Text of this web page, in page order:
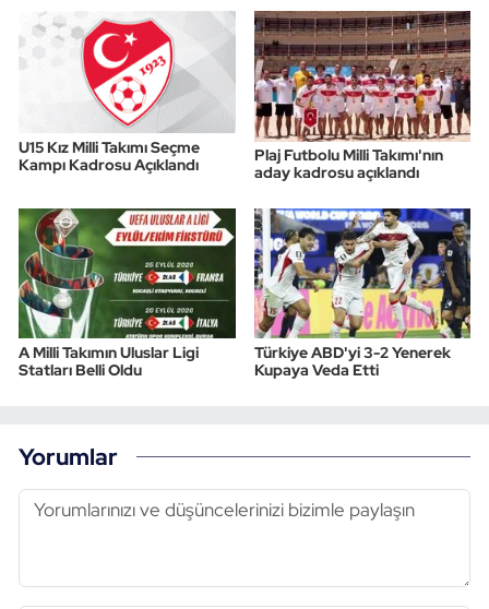
U15 Kız Milli Takımı Seçme
Kampı Kadrosu Açıklandı
Plaj Futbolu Milli Takımı'nın
aday kadrosu açıklandı
A Milli Takımın Uluslar Ligi
Statları Belli Oldu
Türkiye ABD'yi 3-2 Yenerek
Kupaya Veda Etti
Yorumlar